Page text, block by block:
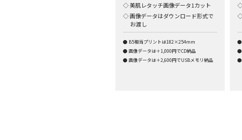
美肌レタッチ画像データ1カット
画像データはダウンロード形式で
お渡し
B5相当プリントは182×254mm
画像データは＋1,000円でCD納品
画像データは＋2,600円でUSBメモリ納品